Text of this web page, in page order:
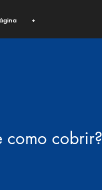
+
como cobrir?